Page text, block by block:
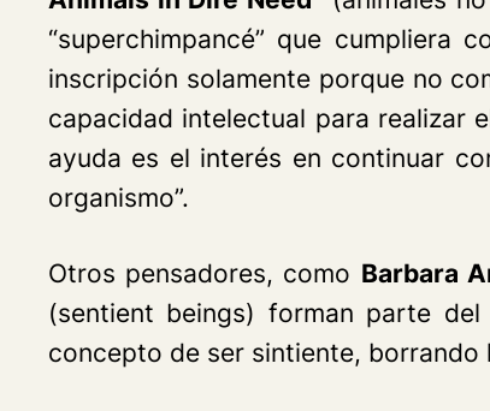
“superchimpancé” que cumpliera
inscripción solamente porque no
capacidad intelectual para realizar
ayuda es el interés en continuar
organismo”.
Otros pensadores, como Barbara
(sentient beings) forman parte
concepto de ser sintiente, borrando